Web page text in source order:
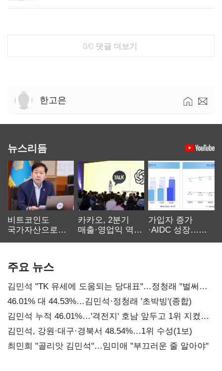
0/0 댓글 더보기
한고은
뉴스리듬
비트코인도
국가자산으로…'
카카오, 2분기
매출·영업익 역대
가입자 증가
·AIDC 성장…
주요 뉴스
김민석 "TK 유세에 도움되는 당대표"…정청래 "벌써
대표된 양 당직 배분"
46.01% 대 44.53%…김민석·정청래 '초박빙'(종합)
김민석 누적 46.01%…'격전지' 호남 앞두고 1위 지켰다
(2보)
김민석, 강원·대구·경북서 48.54%…1위 수성(1보)
최민희 "골리앗 김민석"…임미애 "부끄러운 줄 알아야"